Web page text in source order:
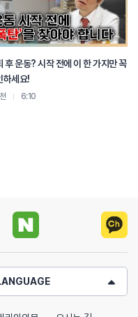
후 운동? 시작 전에 이 한 가지만 꼭
하세요!
6:10